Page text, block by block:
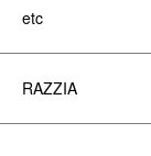
etc
RAZZIA